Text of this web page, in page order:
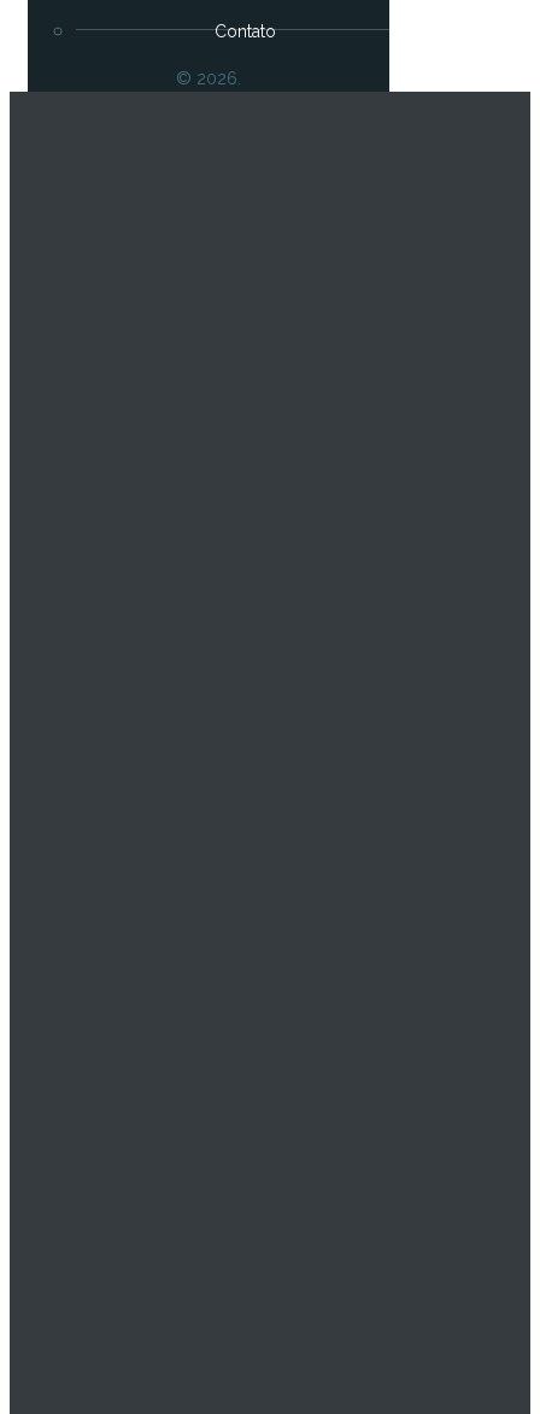
Contato
© 2026.